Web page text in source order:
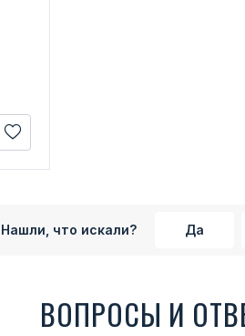
Нашли, что искали? Да
ВОПРОСЫ И